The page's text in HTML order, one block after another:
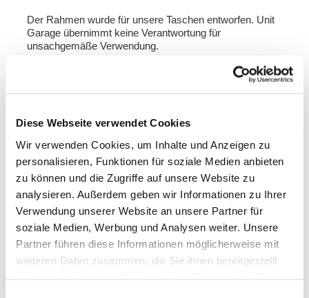
Diese Webseite verwendet Cookies
Wir verwenden Cookies, um Inhalte und Anzeigen zu
personalisieren, Funktionen für soziale Medien anbieten
zu können und die Zugriffe auf unsere Website zu
analysieren. Außerdem geben wir Informationen zu Ihrer
Verwendung unserer Website an unsere Partner für
soziale Medien, Werbung und Analysen weiter. Unsere
Partner führen diese Informationen möglicherweise mit
weiteren Daten zusammen, die Sie ihnen bereitgestellt
Der Rahmen wurde für unsere Taschen entworfen. Unit
Garage übernimmt keine Verantwortung für
unsachgemäße Verwendung.
Hinweis: Kompatibel mit husqvarna 200 Modellen ab
2020 oder mit den Modellen 125, 250 und 401 NUR,
Produkte ständig im Detail. Die Bilder können auf eine
frühere Version verweisen.
INFORMATIONEN ANFORDERN
TASCHEN UND RAHMEN KAUFBERATUNG